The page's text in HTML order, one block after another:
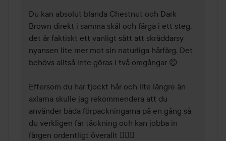
Du kan absolut blanda Chestnut och Dark
Brown direkt i samma skål och färga i ett steg,
det är faktiskt ett vanligt sätt att skräddarsy
nyansen lite mer mot sin naturliga hårfärg. Det
behövs alltså inte göras i två omgångar 😊
Eftersom du har tjockt hår och lite längre än
axlarna skulle jag rekommendera att du
använder båda förpackningarna på en gång så
du verkligen får täckning och kan jobba in
färgen ordentligt överallt 💆🏼‍♀️